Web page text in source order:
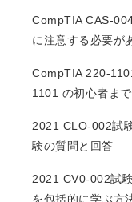
CompTIA CAS-
に注意する必要が
CompTIA 220-
1101 の初心者ま
2021 CLO-002試
験の質問と回答
2021 CV0-002試
を包括的に学ぶ方